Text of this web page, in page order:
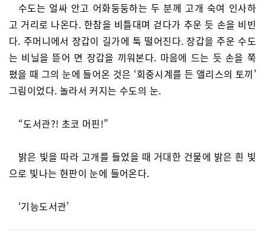
수도는 얼싸 안고 어화둥둥하는 두 분께 고개 숙여 인사하
고 거리로 나온다. 한참을 비틀대며 걷다가 추운 듯 손을 비빈
다. 주머니에서 장갑이 길가에 툭 떨어진다. 장갑을 주운 수도
는 비닐을 뜯어 면 장갑을 끼워본다. 마음에 드는 듯 손을 쭉
폈을 때 그의 눈에 들어온 것은 ‘회중시계를 든 앨리스의 토끼’
그림이었다. 놀라서 커지는 수도의 눈.
“도서관?! 초코 머핀!”
밝은 빛을 따라 고개를 들었을 때 거대한 건물에 밝은 흰 빛
으로 빛나는 현판이 눈에 들어온다.
‘기능도서관’